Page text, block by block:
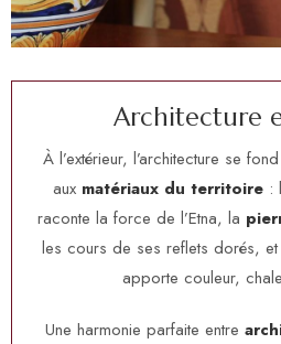
Architecture
À l’extérieur, l’architecture se
aux matériaux du territoire :
raconte la force de l’Etna, la
les cours de ses reflets dorés,
apporte couleur,
Une harmonie parfaite entre